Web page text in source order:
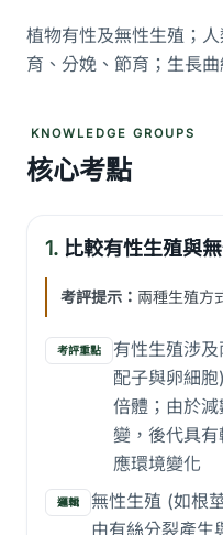
植物有性及無性生殖；
育、分娩、節育；生長
KNOWLEDGE GROUPS
核心考點
1. 比較有性生殖與
考評提示： 兩種生殖方
考評重點
有性生殖涉
配子與卵細
倍體；由於
變，後代具
應環境變化
邏輯
無性生殖 (如根
由有絲分裂產生